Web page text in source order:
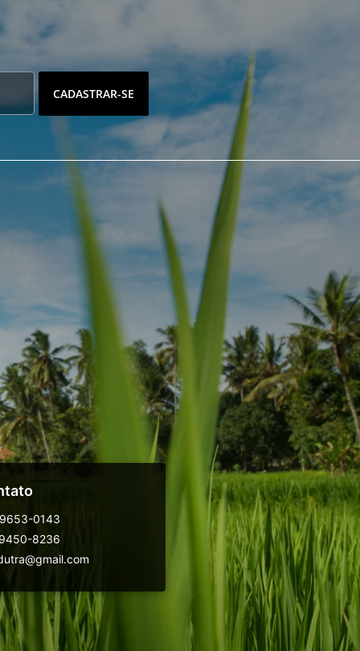
CADASTRAR-SE
0143
8236